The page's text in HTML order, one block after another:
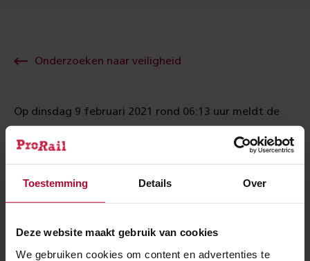
Toestemming Details Over
Deze website maakt gebruik van cookies
We gebruiken cookies om content en advertenties te
Onderzoeken naar veiligheid
Op dinsdag 9 februari 2021 rond 06:13 uur meldt de
twee baanwerkers te Deventer. De twee baanwerkers
Nederland B.V..
Lees hier het complete onderzoeksrapport
(pdf)